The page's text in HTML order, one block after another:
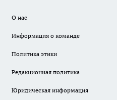
О нас
Информация о команде
Политика этики
Редакционная политика
Юридическая информация